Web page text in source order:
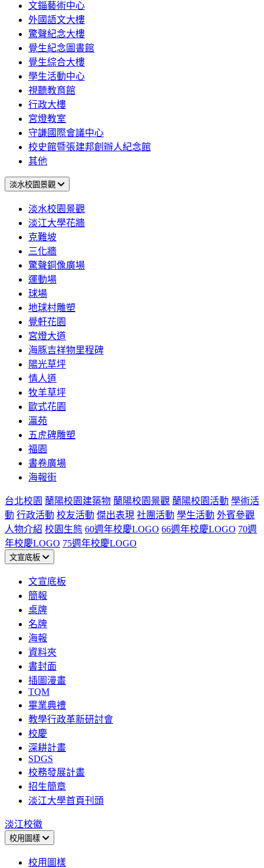
文錙藝術中心
外國語文大樓
驚聲紀念大樓
覺生紀念圖書館
覺生綜合大樓
學生活動中心
視聽教育館
行政大樓
宮燈教室
守謙國際會議中心
校史館暨張建邦創辦人紀念館
其他
淡水校園景觀
淡水校園景觀
淡江大學花牆
克難坡
三化牆
驚聲銅像廣場
運動場
球場
地球村雕塑
覺軒花園
宮燈大道
海豚吉祥物里程碑
陽光草坪
情人道
牧羊草坪
歐式花園
瀛苑
五虎碑雕塑
福園
書卷廣場
海報街
台北校園 蘭陽校園建築物 蘭陽校園景觀 蘭陽校園活動 學術活
動 行政活動 校友活動 傑出表現 社團活動 學生活動 外賓參觀
人物介紹 校園生態 60週年校慶LOGO 66週年校慶LOGO 70週
年校慶LOGO 75週年校慶LOGO
文宣底板
文宣底板
簡報
桌牌
名牌
海報
資料夾
書封面
插圖漫畫
TQM
畢業典禮
教學行政革新研討會
校慶
深耕計畫
SDGS
校務發展計畫
招生簡章
淡江大學首頁刊頭
淡江校徽
校用圖樣
校用圖樣